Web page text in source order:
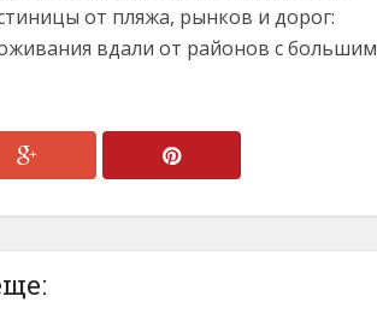
от пляжа, рынков и дорог:
вдали от районов с большим